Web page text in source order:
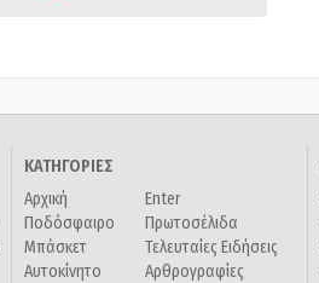
ΚΑΤΗΓΟΡΙΕΣ
Αρχική
Ποδόσφαιρο
Μπάσκετ
Αυτοκίνητο
Enter
Πρωτοσέλιδα
Τελευταίες Ειδήσεις
Αρθρογραφίες